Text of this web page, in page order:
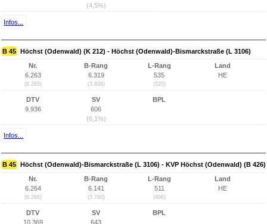
(4,5%)
Infos...
B 45 Höchst (Odenwald) (K 212) - Höchst (Odenwald)-Bismarckstraße (L 3106)
Nr.
6.263
(6.265)
B-Rang
6.319
(3.936)
L-Rang
535
(520)
Land
HE
DTV
9.936
SV
606
(6,1%)
BPL
Infos...
B 45 Höchst (Odenwald)-Bismarckstraße (L 3106) - KVP Höchst (Odenwald) (B 426)
Nr.
6.264
(6.266)
B-Rang
6.141
(3.760)
L-Rang
511
(496)
Land
HE
DTV
10.369
SV
643
BPL